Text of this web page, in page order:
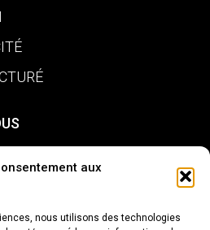
aux
nous utilisons des technologies